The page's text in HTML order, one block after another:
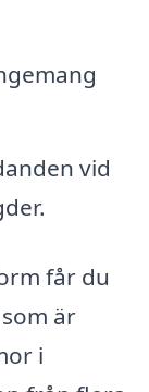
vid
får du
är
i